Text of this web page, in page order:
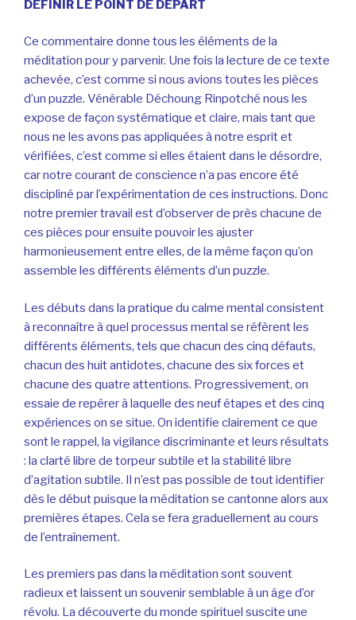
DEFINIR LE POINT DE DEPART
Ce commentaire donne tous les éléments de la
méditation pour y parvenir. Une fois la lecture de ce texte
achevée, c’est comme si nous avions toutes les pièces
d’un puzzle. Vénérable Déchoung Rinpotché nous les
expose de façon systématique et claire, mais tant que
nous ne les avons pas appliquées à notre esprit et
vérifiées, c’est comme si elles étaient dans le désordre,
car notre courant de conscience n’a pas encore été
discipliné par l’expérimentation de ces instructions. Donc
notre premier travail est d’observer de près chacune de
ces pièces pour ensuite pouvoir les ajuster
harmonieusement entre elles, de la même façon qu’on
assemble les différents éléments d’un puzzle.
Les débuts dans la pratique du calme mental consistent
à reconnaître à quel processus mental se réfèrent les
différents éléments, tels que chacun des cinq défauts,
chacun des huit antidotes, chacune des six forces et
chacune des quatre attentions. Progressivement, on
essaie de repérer à laquelle des neuf étapes et des cinq
expériences on se situe. On identifie clairement ce que
sont le rappel, la vigilance discriminante et leurs résultats
: la clarté libre de torpeur subtile et la stabilité libre
d’agitation subtile. Il n’est pas possible de tout identifier
dès le début puisque la méditation se cantonne alors aux
premières étapes. Cela se fera graduellement au cours
de l’entraînement.
Les premiers pas dans la méditation sont souvent
radieux et laissent un souvenir semblable à un âge d’or
révolu. La découverte du monde spirituel suscite une